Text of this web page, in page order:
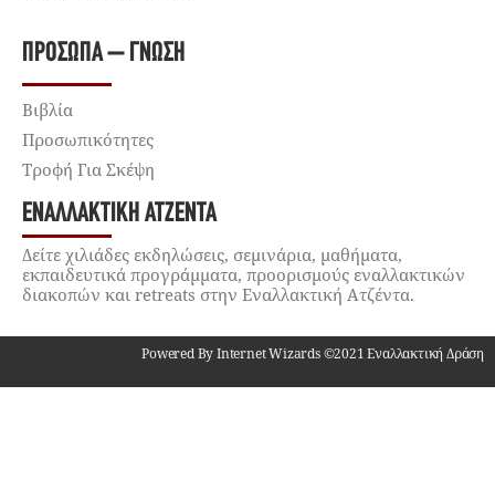
ΠΡΌΣΩΠΑ – ΓΝΏΣΗ
Βιβλία
Προσωπικότητες
Τροφή Για Σκέψη
ΕΝΑΛΛΑΚΤΙΚΉ ΑΤΖΈΝΤΑ
Δείτε χιλιάδες εκδηλώσεις, σεμινάρια, μαθήματα,
εκπαιδευτικά προγράμματα, προορισμούς εναλλακτικών
διακοπών και retreats στην Εναλλακτική Ατζέντα.
Powered By Internet Wizards ©2021 Εναλλακτική Δράση